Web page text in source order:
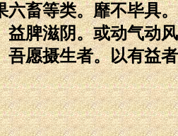
六畜等类。靡不毕具
益脾滋阴。或动气动
吾愿摄生者。以有益